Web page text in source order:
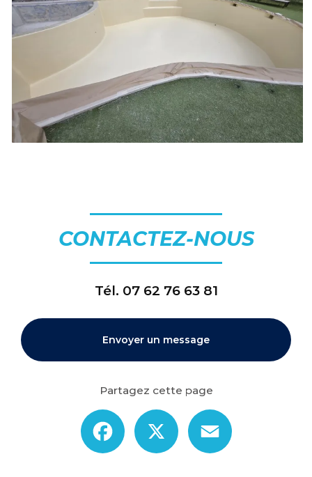
CONTACTEZ-NOUS
Tél. 07 62 76 63 81
Envoyer un message
Partagez cette page
Facebook